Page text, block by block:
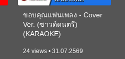
ขอบคุณแฟนเพลง - Cover
Ver. (ซาวด์ดนตรี)
(KARAOKE)
24 views • 31.07.2569